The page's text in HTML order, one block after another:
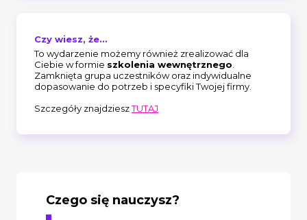
Czy wiesz, że...
To wydarzenie możemy również zrealizować dla
Ciebie w formie szkolenia wewnętrznego
Zamknięta grupa uczestników oraz indywidualne
dopasowanie do potrzeb i specyfiki Twojej firmy.
Szczegóły znajdzieszTUTAJ
Czego się nauczysz?